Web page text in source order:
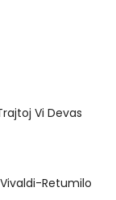
Vi Devas
Retumilo